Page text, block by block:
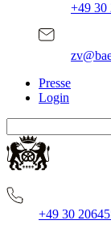
+49 30
Presse
Login
+49 30